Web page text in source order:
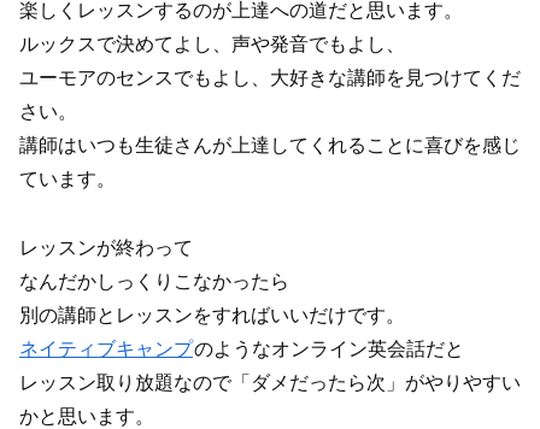
楽しくレッスンするのが上達への道だと思います。
ルックスで決めてよし、声や発音でもよし、
ユーモアのセンスでもよし、大好きな講師を見つけてくだ
さい。
講師はいつも生徒さんが上達してくれることに喜びを感じ
ています。
レッスンが終わって
なんだかしっくりこなかったら
別の講師とレッスンをすればいいだけです。
ネイティブキャンプのようなオンライン英会話だと
レッスン取り放題なので「ダメだったら次」がやりやすい
かと思います。